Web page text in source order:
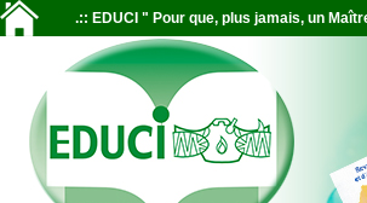
.:: EDUCI " Pour que, plus jamais, un